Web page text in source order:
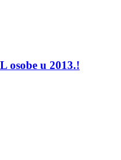
osobe u 2013.!